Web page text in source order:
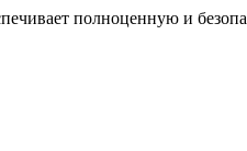
полноценную и